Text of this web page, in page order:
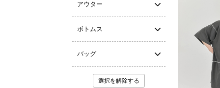
アウター
ボトムス
バッグ
選択を解除する